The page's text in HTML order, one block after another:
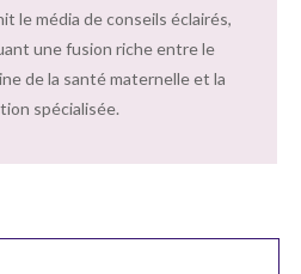
le média de conseils éclairés,
une fusion riche entre le
de la santé maternelle et la
spécialisée.